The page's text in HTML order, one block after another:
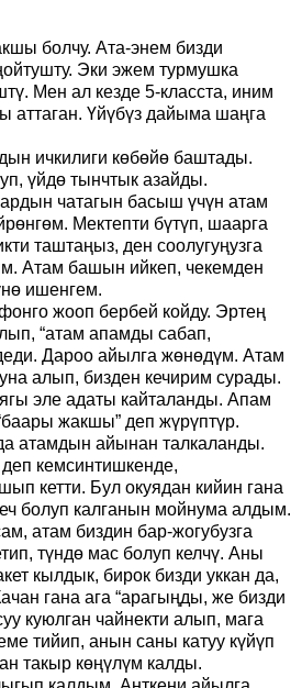
болчу. Ата-энем бизди
Эки эжем турмушка
Мен ал кезде 5-класста, иним
аттаган. Үйүбүз дайыма шаңга
ичкилиги көбөйө баштады.
үйдө тынчтык азайды.
чатагын басыш үчүн атам
Мектепти бүтүп, шаарга
таштаңыз, ден соолугуңузга
Атам башын ийкеп, чекемден
ишенгем.
жооп бербей койду. Эртең
“атам апамды сабап,
Дароо айылга жөнөдүм. Атам
алып, бизден кечирим сурады.
эле адаты кайталанды. Апам
жакшы” деп жүрүптүр.
атамдын айынан талкаланды.
кемсинтишкенде,
кетти. Бул окуядан кийин гана
болуп калганын мойнума алдым.
атам биздин бар-жогубузга
түндө мас болуп келчү. Аны
кылдык, бирок бизди уккан да,
гана ага “арагыңды, же бизди
куюлган чайнекти алып, мага
тийип, анын саны катуу күйүп
такыр көңүлүм калды.